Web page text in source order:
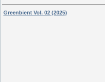
Greenbient Vol. 02 (2025)